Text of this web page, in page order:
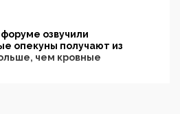
озвучили
опекуны получают из
чем кровные